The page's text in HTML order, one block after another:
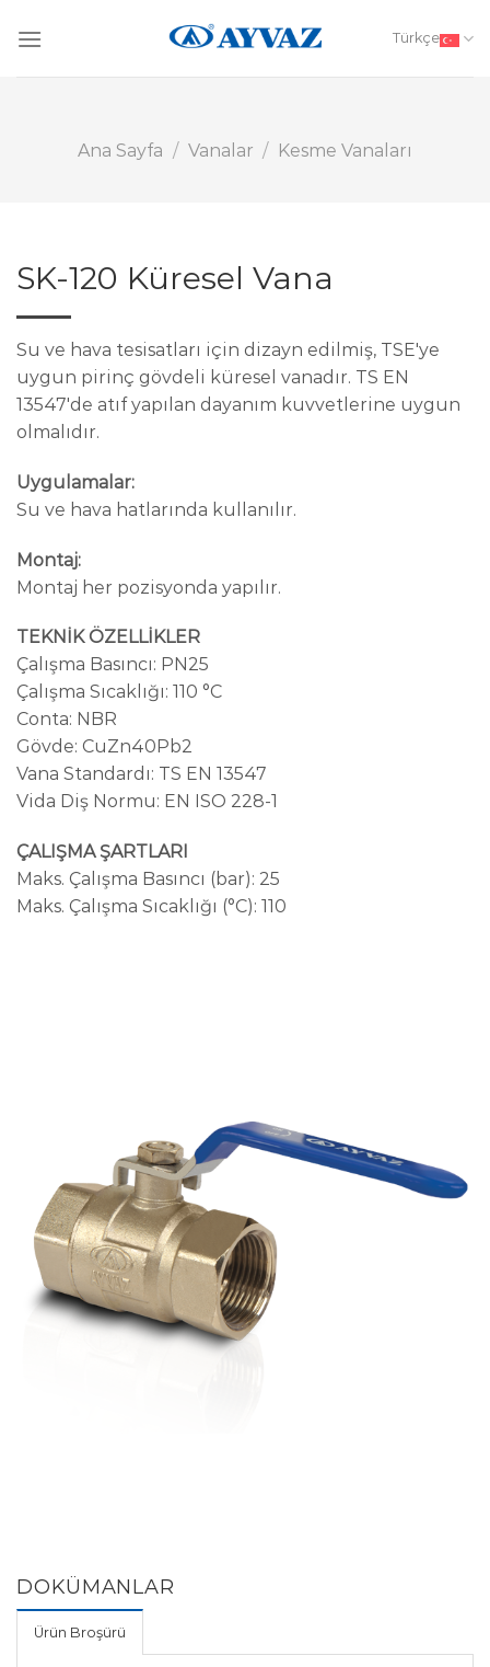
Türkçe
Ana Sayfa / Vanalar / Kesme Vanaları
SK-120 Küresel Vana
Su ve hava tesisatları için dizayn edilmiş, TSE'ye
uygun pirinç gövdeli küresel vanadır. TS EN
13547'de atıf yapılan dayanım kuvvetlerine uygun
olmalıdır.
Uygulamalar:
Su ve hava hatlarında kullanılır.
Montaj:
Montaj her pozisyonda yapılır.
TEKNİK ÖZELLİKLER
Çalışma Basıncı: PN25
Çalışma Sıcaklığı: 110 °C
Conta: NBR
Gövde: CuZn40Pb2
Vana Standardı: TS EN 13547
Vida Diş Normu: EN ISO 228-1
ÇALIŞMA ŞARTLARI
Maks. Çalışma Basıncı (bar): 25
Maks. Çalışma Sıcaklığı (°C): 110
DOKÜMANLAR
Ürün Broşürü